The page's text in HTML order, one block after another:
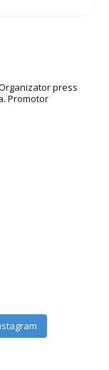
press
Promotor